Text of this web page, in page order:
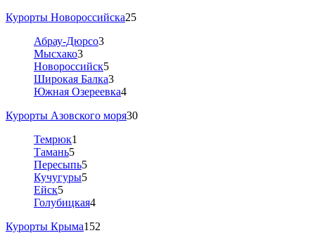
Курорты Новороссийска25
Абрау-Дюрсо3
Мысхако3
Новороссийск5
Широкая Балка3
Южная Озереевка4
Курорты Азовского моря30
Темрюк1
Тамань5
Пересыпь5
Кучугуры5
Ейск5
Голубицкая4
Курорты Крыма152